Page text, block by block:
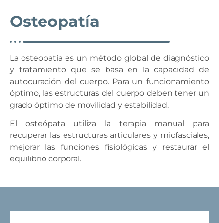
Osteopatía
La osteopatía es un método global de diagnóstico
y tratamiento que se basa en la capacidad de
autocuración del cuerpo. Para un funcionamiento
óptimo, las estructuras del cuerpo deben tener un
grado óptimo de movilidad y estabilidad.
El osteópata utiliza la terapia manual para
recuperar las estructuras articulares y miofasciales,
mejorar las funciones fisiológicas y restaurar el
equilibrio corporal.